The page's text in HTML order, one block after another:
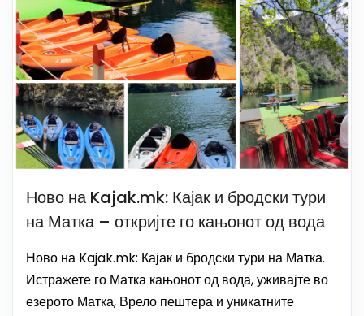
Ново на Kajak.mk: Кајак и бродски тури
на Матка – откријте го кањонот од вода
Ново на Kajak.mk: Кајак и бродски тури на Матка.
Истражете го Матка кањонот од вода, уживајте во
езерото Матка, Врело пештера и уникатните